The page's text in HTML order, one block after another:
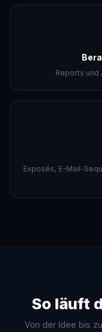
Reports und
Exposés, E-Mail-
So läuft
Von der Idee bis